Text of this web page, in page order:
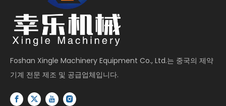
Foshan Xingle Machinery Equipment Co., Ltd.는 중국의 제약
기계 전문 제조 및 공급업체입니다.